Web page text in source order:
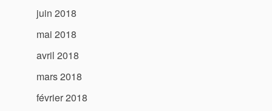
juin 2018
mai 2018
avril 2018
mars 2018
février 2018